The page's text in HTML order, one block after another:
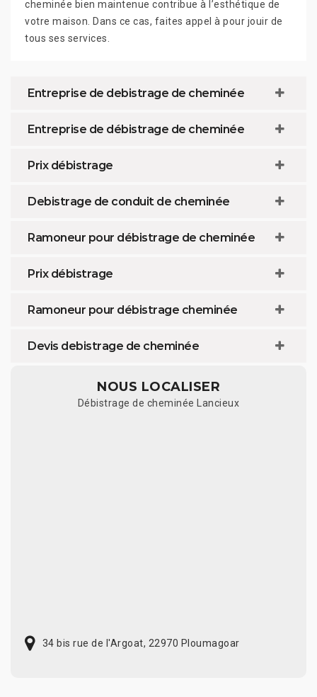
cheminée bien maintenue contribue à l’esthétique de
votre maison. Dans ce cas, faites appel à pour jouir de
tous ses services.
Entreprise de debistrage de cheminée
Entreprise de débistrage de cheminée
Prix débistrage
Debistrage de conduit de cheminée
Ramoneur pour débistrage de cheminée
Prix débistrage
Ramoneur pour débistrage cheminée
Devis debistrage de cheminée
NOUS LOCALISER
Débistrage de cheminée Lancieux
34 bis rue de l'Argoat, 22970 Ploumagoar